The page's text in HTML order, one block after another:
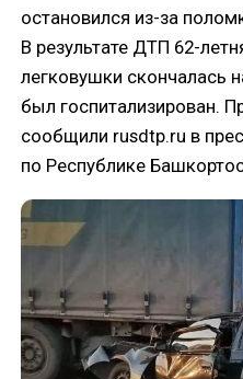
остановился из-за
В результате ДТП 62-
легковушки скончалась
был госпитализирован.
сообщили rusdtp.ru в
по Республике